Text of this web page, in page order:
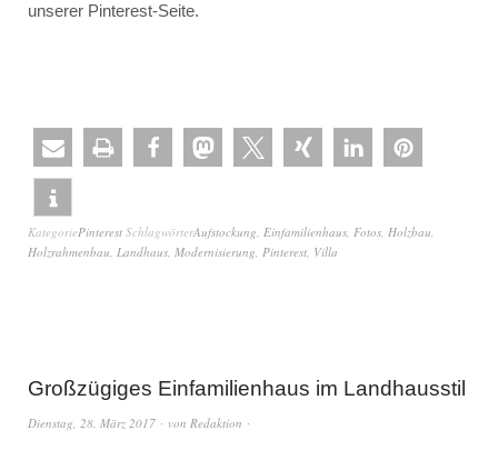
unserer Pinterest-Seite.
KategoriePinterest SchlagwörterAufstockung, Einfamilienhaus, Fotos, Holzbau,
Holzrahmenbau, Landhaus, Modernisierung, Pinterest, Villa
Großzügiges Einfamilienhaus im Landhausstil
Dienstag, 28. März 2017 von Redaktion